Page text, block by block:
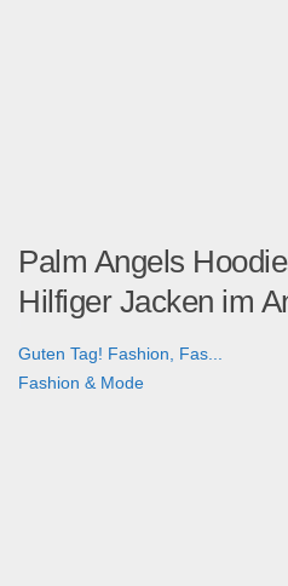
Palm Angels
Hilfiger Jacken im
Guten Tag! Fashion, Fas...
Fashion & Mode